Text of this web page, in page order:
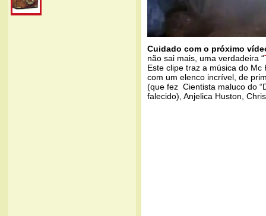
Cuidado com o próximo
não sai mais, uma verdadeira “
Este clipe traz a música do
com um elenco incrível, de
(que fez Cientista maluco do
falecido), Anjelica Huston,